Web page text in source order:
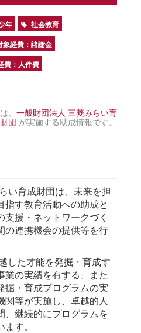
年 社会教育
象経費：諸謝金
費：人件費
、一般財団法人 三菱みらい育
団 が実施する助成情報です。
い育成財団は、未来を担
指す教育活動への助成と
援・ネットワークづく
の連携機会の提供等を行
した才能を発掘・育成す
業の実績を有する、また
掘・育成プログラムの実
等が実施し、卓越的人
、継続的にプログラムを
す。